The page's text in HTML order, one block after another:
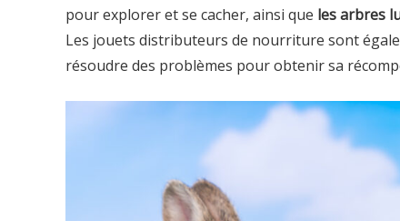
pour explorer et se cacher, ainsi que les arbres
Les jouets distributeurs de nourriture sont
résoudre des problèmes pour obtenir sa